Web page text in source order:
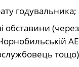
годувальника;
обставини (через